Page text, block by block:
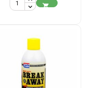
